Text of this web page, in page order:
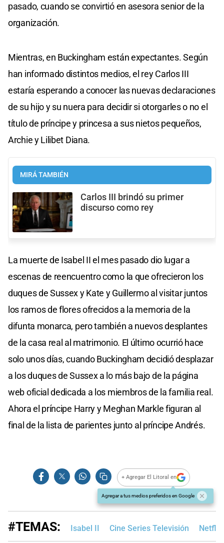
pasado, cuando se convirtió en asesora senior de la
organización.
Mientras, en Buckingham están expectantes. Según
han informado distintos medios, el rey Carlos III
estaría esperando a conocer las nuevas declaraciones
de su hijo y su nuera para decidir si otorgarles o no el
título de príncipe y princesa a sus nietos pequeños,
Archie y Lilibet Diana.
MIRÁ TAMBIÉN
Carlos III brindó su primer
discurso como rey
La muerte de Isabel II el mes pasado dio lugar a
escenas de reencuentro como la que ofrecieron los
duques de Sussex y Kate y Guillermo al visitar juntos
los ramos de flores ofrecidos a la memoria de la
difunta monarca, pero también a nuevos desplantes
de la casa real al matrimonio. El último ocurrió hace
solo unos días, cuando Buckingham decidió desplazar
a los duques de Sussex a lo más bajo de la página
web oficial dedicada a los miembros de la familia real.
Ahora el príncipe Harry y Meghan Markle figuran al
final de la lista de parientes junto al príncipe Andrés.
+ Agregar El Litoral en
Agregar a tus medios preferidos en Google
#TEMAS: Isabel II Cine Series Televisión Netflix